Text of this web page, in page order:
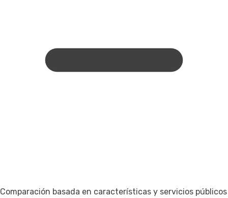
Comparación basada en características y servicios públicos